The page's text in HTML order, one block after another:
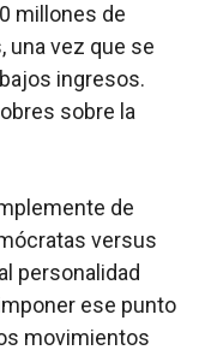
millones de
una vez que se
ingresos.
sobre la
de
versus
personalidad
ese punto
movimientos